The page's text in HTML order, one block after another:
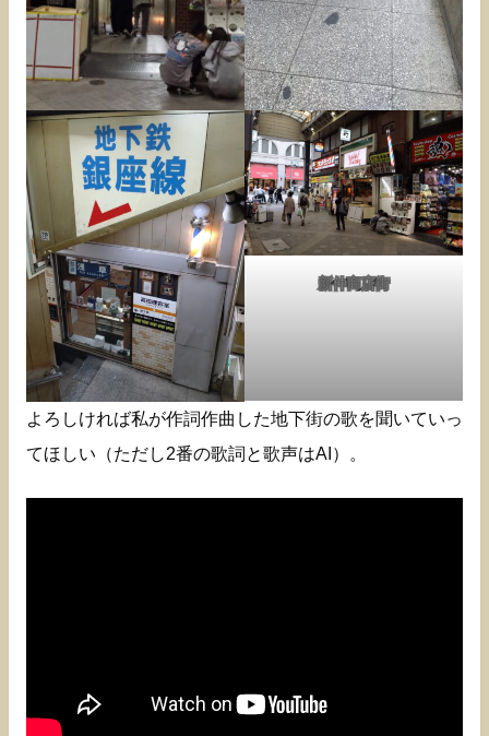
新仲商店街
よろしければ私が作詞作曲した地下街の歌を聞いていっ
てほしい（ただし2番の歌詞と歌声はAI）。